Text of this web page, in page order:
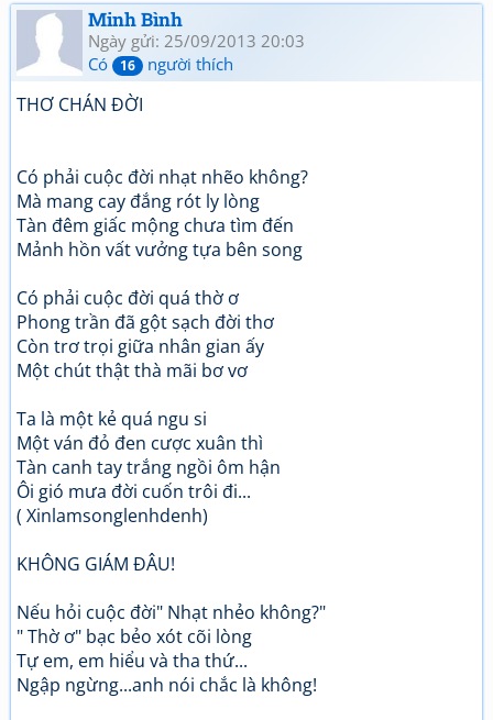
Minh Bình
Ngày gửi: 25/09/2013 20:03
Có
16 người thích
THƠ CHÁN ĐỜI
Có phải cuộc đời nhạt nhẽo không?
Mà mang cay đắng rót ly lòng
Tàn đêm giấc mộng chưa tìm đến
Mảnh hồn vất vưởng tựa bên song
Có phải cuộc đời quá thờ ơ
Phong trần đã gột sạch đời thơ
Còn trơ trọi giữa nhân gian ấy
Một chút thật thà mãi bơ vơ
Ta là một kẻ quá ngu si
Một ván đỏ đen cược xuân thì
Tàn canh tay trắng ngồi ôm hận
Ôi gió mưa đời cuốn trôi đi...
( Xinlamsonglenhdenh)
KHÔNG GIÁM ĐÂU!
Nếu hỏi cuộc đời" Nhạt nhẻo không?"
" Thờ ơ" bạc bẻo xót cõi lòng
Tự em, em hiểu và tha thứ...
Ngập ngừng...anh nói chắc là không!